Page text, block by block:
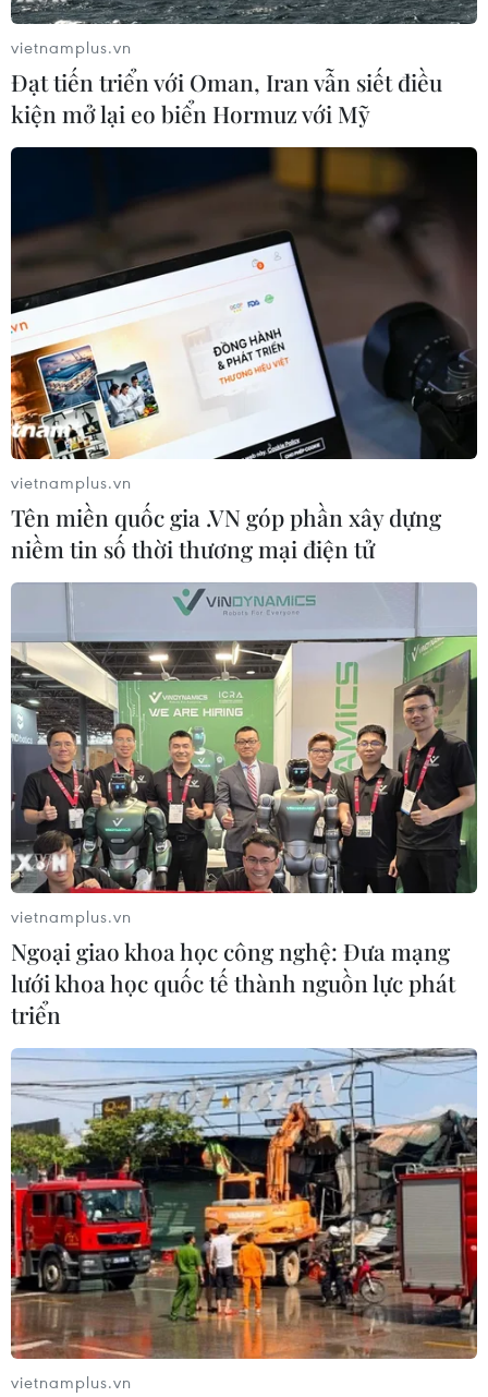
Ngoại giao khoa học công nghệ: Đưa
mạng lưới khoa học quốc tế thành
nguồn lực phát triển
10/08/2026 04:35
Châu Âu sẽ chứng kiến nhật thực
toàn phần hiếm có vào ngày 12/8
10/08/2026 04:35
vietnamplus.vn
Đạt tiến triển với Oman, Iran vẫn siết điều
kiện mở lại eo biển Hormuz với Mỹ
vietnamplus.vn
Tên miền quốc gia .VN góp phần xây dựng
niềm tin số thời thương mại điện tử
vietnamplus.vn
Ngoại giao khoa học công nghệ: Đưa mạng
lưới khoa học quốc tế thành nguồn lực phát
triển
vietnamplus.vn